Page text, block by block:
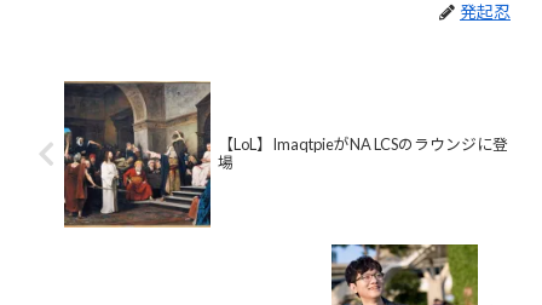
発起忍
【LoL】ImaqtpieがNA LCSのラウンジに登
場